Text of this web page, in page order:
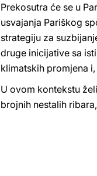
Prekosutra će se u
usvajanja Pariškog
strategiju za
druge inicijative sa
klimatskih promjena
U ovom kontekstu
brojnih nestalih